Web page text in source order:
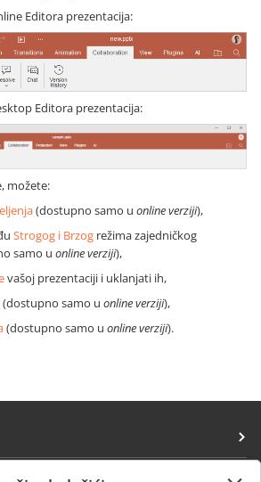
Editora prezentacija:
Editora prezentacija:
možete:
(dostupno samo u online verziji),
Strogog i Brzog režima zajedničkog
samo u online verziji),
vašoj prezentaciji i uklanjati ih,
(dostupno samo u online verziji),
(dostupno samo u online verziji).